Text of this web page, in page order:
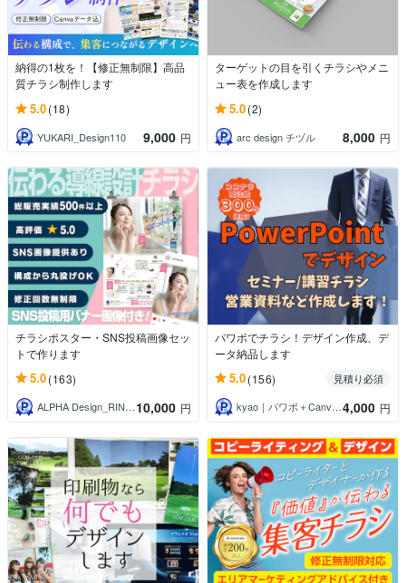
納得の1枚を！【修正無制限】高品
質チラシ制作します
5.0(18)
YUKARI_Design110 9,000 円
ターゲットの目を引くチラシやメニ
ュー表を作成します
5.0(2)
arc design チヅル 8,000 円
チラシポスター・SNS投稿画像セッ
トで作ります
5.0(163)
ALPHA Design_RINGO10,000 円
パワポでチラシ！デザイン作成、デ
ータ納品します
5.0(156)
見積り必須
kyao｜パワポ＋Canvaデザイナー4,000 円